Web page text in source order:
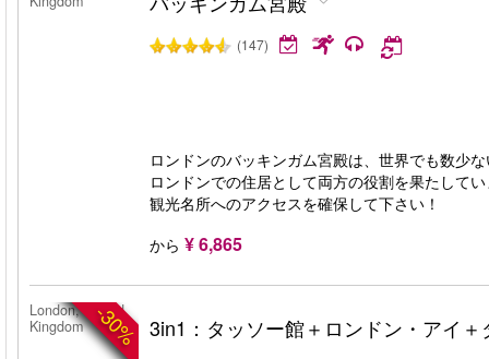
(147)
ロンドンのバッキンガム宮殿は、世界でも数少
ロンドンでの住居として両方の役割を果たして
観光名所へのアクセスを確保して下さい！
から ¥ 6,865
-30%
London, United
Kingdom
3in1：タッソー館＋ロンドン・アイ＋